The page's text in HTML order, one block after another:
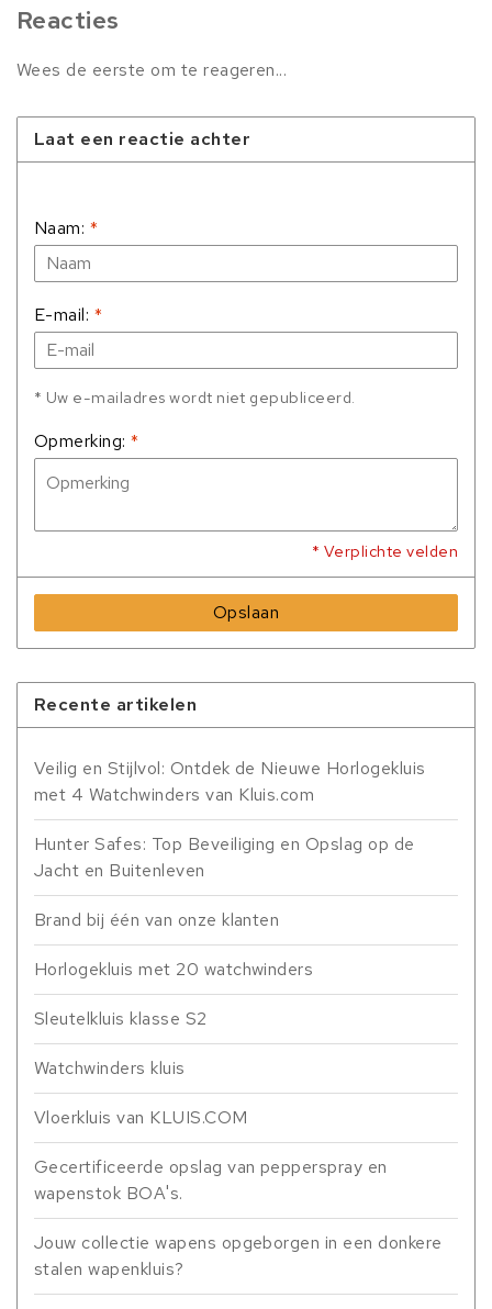
Reacties
Wees de eerste om te reageren...
Laat een reactie achter
Naam: *
E-mail: *
* Uw e-mailadres wordt niet gepubliceerd.
Opmerking:*
* Verplichte velden
Opslaan
Recente artikelen
Veilig en Stijlvol: Ontdek de Nieuwe Horlogekluis
met 4 Watchwinders van Kluis.com
Hunter Safes: Top Beveiliging en Opslag op de
Jacht en Buitenleven
Brand bij één van onze klanten
Horlogekluis met 20 watchwinders
Sleutelkluis klasse S2
Watchwinders kluis
Vloerkluis van KLUIS.COM
Gecertificeerde opslag van pepperspray en
wapenstok BOA's.
Jouw collectie wapens opgeborgen in een donkere
stalen wapenkluis?